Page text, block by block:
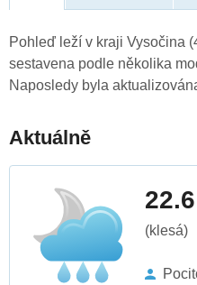
Pohleď leží v kraji Vysočina
sestavena podle několika
Naposledy byla
Aktuálně
(klesá)